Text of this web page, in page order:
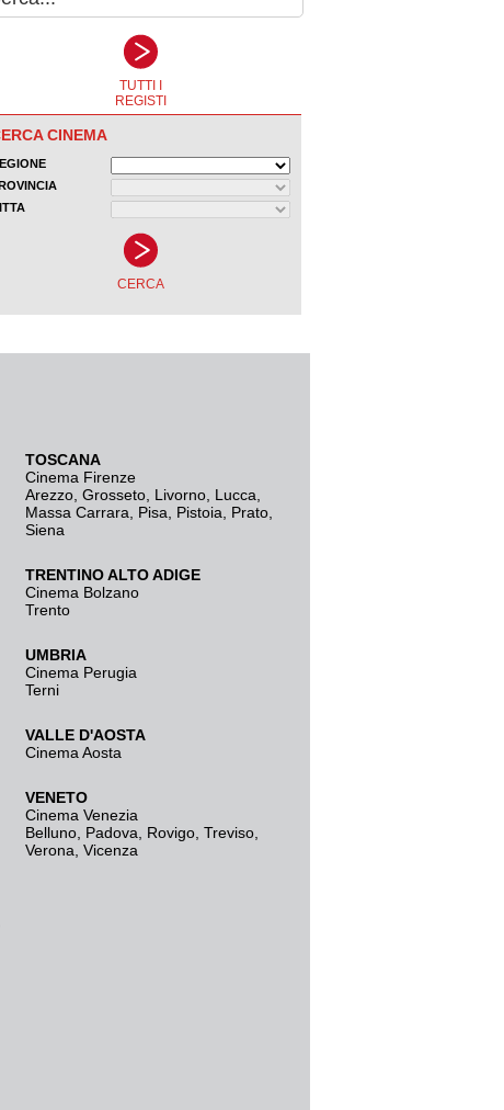
TOSCANA
Cinema Firenze
Arezzo Grosseto Livorno Lucca
Massa Carrara
Pisa Pistoia Prato
Siena
TRENTINO ALTO ADIGE
Cinema Bolzano
Trento
UMBRIA
Cinema Perugia
Terni
VALLE D'AOSTA
Cinema Aosta
VENETO
Cinema Venezia
Belluno Padova Rovigo Treviso
Verona Vicenza